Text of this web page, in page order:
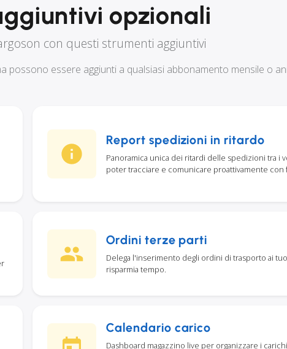
opzionali
con questi strumenti aggiuntivi
essere aggiunti a qualsiasi abbonamento mensile o
Report spedizioni in ritardo
Panoramica unica dei ritardi delle spedizioni tra i
poter tracciare e comunicare proattivamente
Ordini terze parti
Delega l'inserimento degli ordini di trasporto ai
risparmia tempo.
Calendario carico
Dashboard magazzino live per organizzare i